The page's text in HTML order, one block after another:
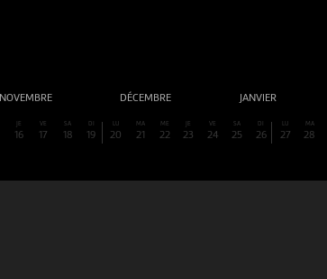
NOVEMBRE DÉCEMBRE JANVIER
JE
16
VE
17
SA
18
DI
19
LU
20
MA
21
ME
22
JE
23
VE
24
SA
25
DI
26
LU
27
MA
28